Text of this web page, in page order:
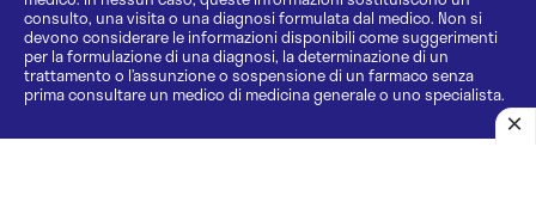
consulto, una visita o una diagnosi formulata dal medico. Non si
devono considerare le informazioni disponibili come suggerimenti
per la formulazione di una diagnosi, la determinazione di un
trattamento o l’assunzione o sospensione di un farmaco senza
prima consultare un medico di medicina generale o uno specialista.